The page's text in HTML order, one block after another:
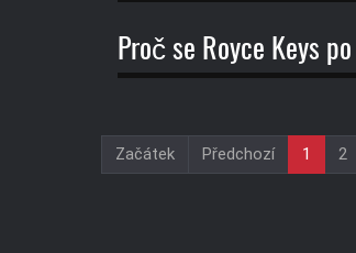
Proč se Royce Keys
Začátek Předchozí 1 2